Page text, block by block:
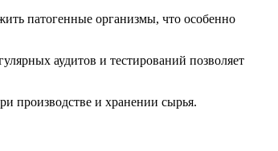
патогенные организмы, что особенно
аудитов и тестирований позволяет
производстве и хранении сырья.